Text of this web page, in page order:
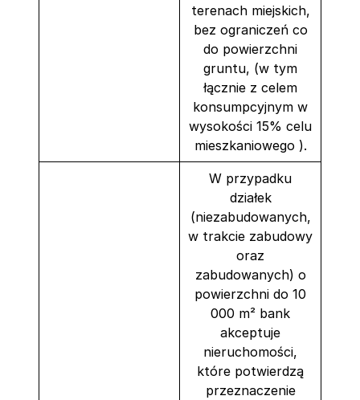
terenach miejskich,
bez ograniczeń co
do powierzchni
gruntu, (w tym
łącznie z celem
konsumpcyjnym w
wysokości 15% celu
mieszkaniowego ).
W przypadku
działek
(niezabudowanych,
w trakcie zabudowy
oraz
zabudowanych) o
powierzchni do 10
000 m² bank
akceptuje
nieruchomości,
które potwierdzą
przeznaczenie